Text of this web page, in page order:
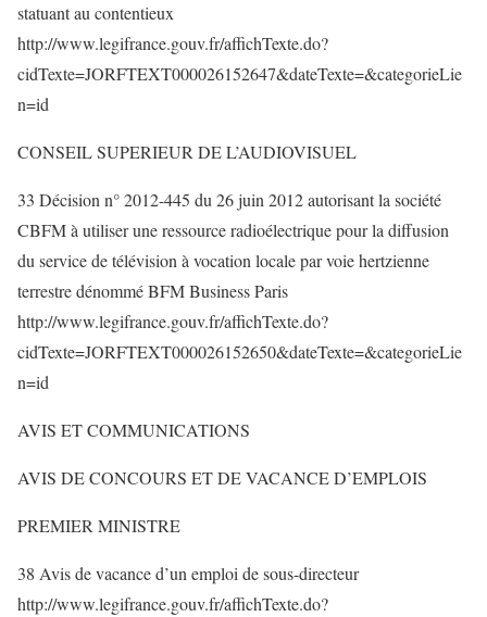
statuant au contentieux
http://www.legifrance.gouv.fr/affichTexte.do?
cidTexte=JORFTEXT000026152647&dateTexte=&categorieLie
n=id
CONSEIL SUPERIEUR DE L’AUDIOVISUEL
33 Décision n° 2012-445 du 26 juin 2012 autorisant la société
CBFM à utiliser une ressource radioélectrique pour la diffusion
du service de télévision à vocation locale par voie hertzienne
terrestre dénommé BFM Business Paris
http://www.legifrance.gouv.fr/affichTexte.do?
cidTexte=JORFTEXT000026152650&dateTexte=&categorieLie
n=id
AVIS ET COMMUNICATIONS
AVIS DE CONCOURS ET DE VACANCE D’EMPLOIS
PREMIER MINISTRE
38 Avis de vacance d’un emploi de sous-directeur
http://www.legifrance.gouv.fr/affichTexte.do?